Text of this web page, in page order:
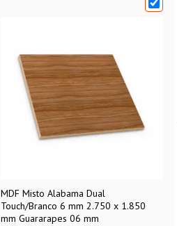
MDF Misto Alabama Dual
Touch/Branco 6 mm 2.750 x 1.850
mm Guararapes 06 mm